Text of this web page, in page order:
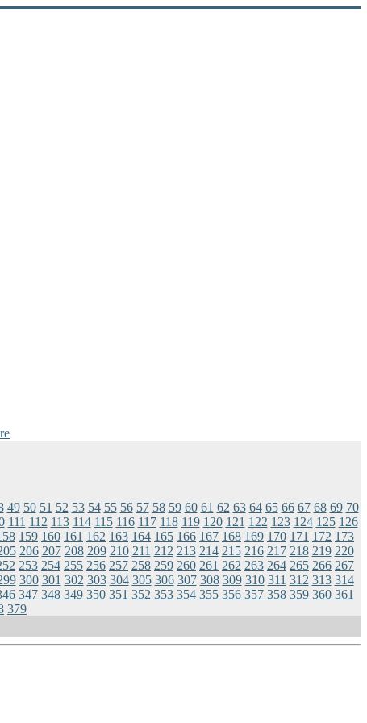
49 50 51 52 53 54 55 56 57 58 59 60 61 62 63 64 65 66 67 68 69 70
111 112 113 114 115 116 117 118 119 120 121 122 123 124 125 126
159 160 161 162 163 164 165 166 167 168 169 170 171 172 173
206 207 208 209 210 211 212 213 214 215 216 217 218 219 220
253 254 255 256 257 258 259 260 261 262 263 264 265 266 267
300 301 302 303 304 305 306 307 308 309 310 311 312 313 314
347 348 349 350 351 352 353 354 355 356 357 358 359 360 361
379